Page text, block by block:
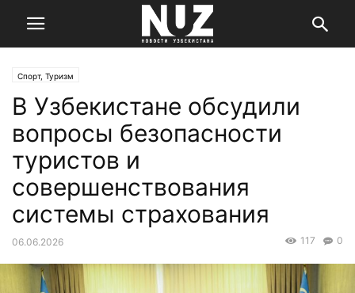
Спорт, Туризм
В Узбекистане обсудили
вопросы безопасности
туристов и
совершенствования
системы страхования
06.06.2026 0
117